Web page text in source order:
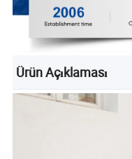
Ürün Açıklaması